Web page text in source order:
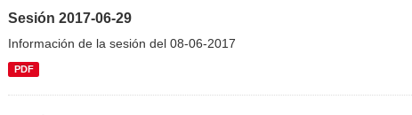
Sesión 2017-06-29
Información de la sesión del 08-06-2017
PDF